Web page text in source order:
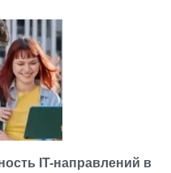
IT-направлений в